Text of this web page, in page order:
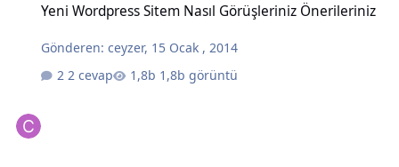
Yeni Wordpress Sitem Nasıl Görüşleriniz Önerileriniz
Gönderen:ceyzer, 15 Ocak , 2014
2 cevap
1,8b görüntü